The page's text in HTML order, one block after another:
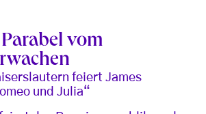
vom
feiert James
und Julia“